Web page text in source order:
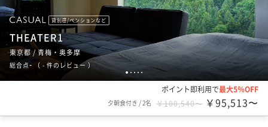
1 2 3 4 5
貸別荘/ペンションなど
THEATER1
東京都 / 青梅・奥多摩
総合点- （ - 件のレビュー）
ポイント即利用で最大5％OFF
夕朝食付き /2名 ￥100,540〜 ￥95,513〜